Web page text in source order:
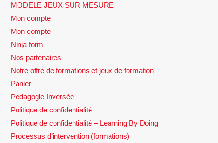
MODELE JEUX SUR MESURE
Mon compte
Mon compte
Ninja form
Nos partenaires
Notre offre de formations et jeux de formation
Panier
Pédagogie Inversée
Politique de confidentialité
Politique de confidentialité – Learning By Doing
Processus d’intervention (formations)